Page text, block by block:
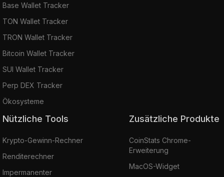
Base Wallet Tracker
TON Wallet Tracker
TRON Wallet Tracker
Bitcoin Wallet Tracker
SUI Wallet Tracker
Perp DEX Tracker
Ökosysteme
Nützliche Tools
Krypto-Gewinn-Rechner
Renditerechner
Impermanenter
Zusätzliche Produkte
CoinStats Chrome-
Erweiterung
MacOS-Widget